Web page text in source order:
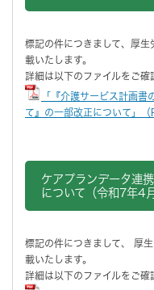
標記の件につきまして、厚
載いたします。
詳細は以下のファイルをご確
「『介護サービス計画
て』の一部改正について」
ケアプランデータ連
について（令和7年4
標記の件につきまして、 厚
載いたします。
詳細は以下のファイルをご確